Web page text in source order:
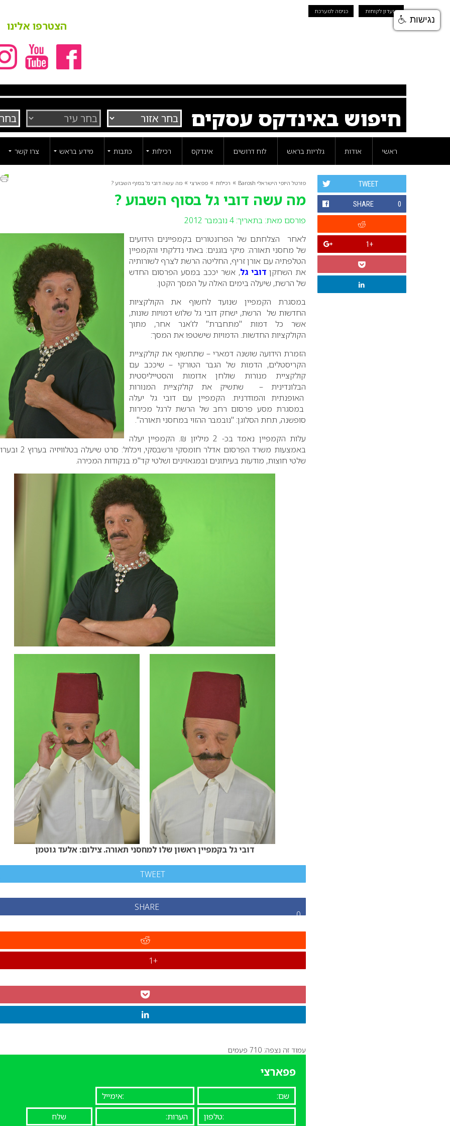
מועדון לקוחות כניסה למערכת
הצטרפו אלינו
חיפוש באינדקס עסקים
ראשי אודות גלריות בראש לוח דרושים אינדקס רכילות כתבות מידע בראש צרו קשר
פורטל היופי הישראלי Barosh » רכילות » פפארצי » מה עשה דובי גל בסוף השבוע ?
מה עשה דובי גל בסוף השבוע ?
פורסם מאת: בתאריך: 4 נובמבר 2012
TWEET
SHARE 0
+1
לאחר הצלחתם של הפרזנטורים בקמפיינים הידועים
של מחסני תאורה: מיקי בוגנים: באתי נדלקתי והקמפיין
הטלפתיה עם אורן זריף, החליטה הרשת לצרף לשורותיה
את השחקןדובי גל, אשר יככב במסע הפרסום החדש
של הרשת, שיעלה בימים האלה על המסך הקטן.
במסגרת הקמפיין שנועד לחשוף את הקולקציות
החדשות של הרשת, ישחק דובי גל שלוש דמויות שונות,
אשר כל דמות "מתחברת" לז’אנר אחר, מתוך
הקולקציות החדשות. הדמויות שישטפו את המסך:
הזמרת הידועה שושנה דמארי – שתחשוף את קולקציית
הקריסטלים, הדמות של הגבר הטורקי – שיככב עם
קולקציית מנורות שולחן אדומות והסטייליסטית
הבלונדינית – שתשיק את קולקציית המנורות
האופנתית והמודרנית. הקמפיין עם דובי גל יעלה
במסגרת מסע פרסום רחב של הרשת לרגל מכירות
סופשנה, תחת הסלוגן: "נובמבר ההזוי במחסני תאורה".
עלות הקמפיין נאמד בכ- 2 מיליון ₪. הקמפיין יעלה
שלטי חוצות, מודעות בעיתונים ובמגאזינים ושלטי קד"מ בנקודות המכירה.
דובי גל בקמפיין ראשון שלו למחסני תאורה. צילום: אלעד גוטמן
TWEET
SHARE
0
+1
עמוד זה נצפה: 710 פעמים
פפארצי
נגישות